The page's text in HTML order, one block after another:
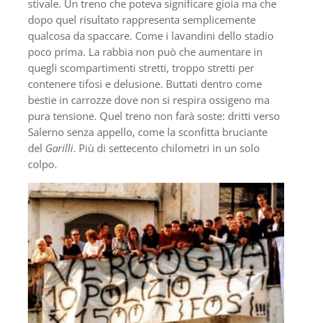
stivale. Un treno che poteva significare gioia ma che
dopo quel risultato rappresenta semplicemente
qualcosa da spaccare. Come i lavandini dello stadio
poco prima. La rabbia non può che aumentare in
quegli scompartimenti stretti, troppo stretti per
contenere tifosi e delusione. Buttati dentro come
bestie in carrozze dove non si respira ossigeno ma
pura tensione. Quel treno non farà soste: dritti verso
Salerno senza appello, come la sconfitta bruciante
del Garilli. Più di settecento chilometri in un solo
colpo.